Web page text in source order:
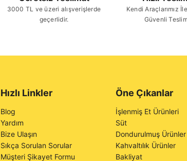
3000 TL ve üzeri alışverişlerde
geçerlidir.
Kendi Araçlarımız
Güvenli
Hızlı Linkler
Blog
Yardım
Bize Ulaşın
Sıkça Sorulan Sorular
Müşteri Şikayet Formu
Öne Çıkanlar
İşlenmiş Et Ürünleri
Süt
Dondurulmuş Ürünler
Kahvaltılık Ürünler
Bakliyat